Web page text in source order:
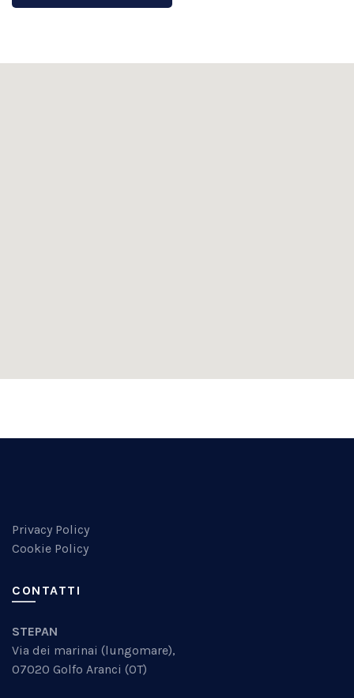
Privacy Policy
Cookie Policy
CONTATTI
STEPAN
Via dei marinai (lungomare),
07020 Golfo Aranci (OT)